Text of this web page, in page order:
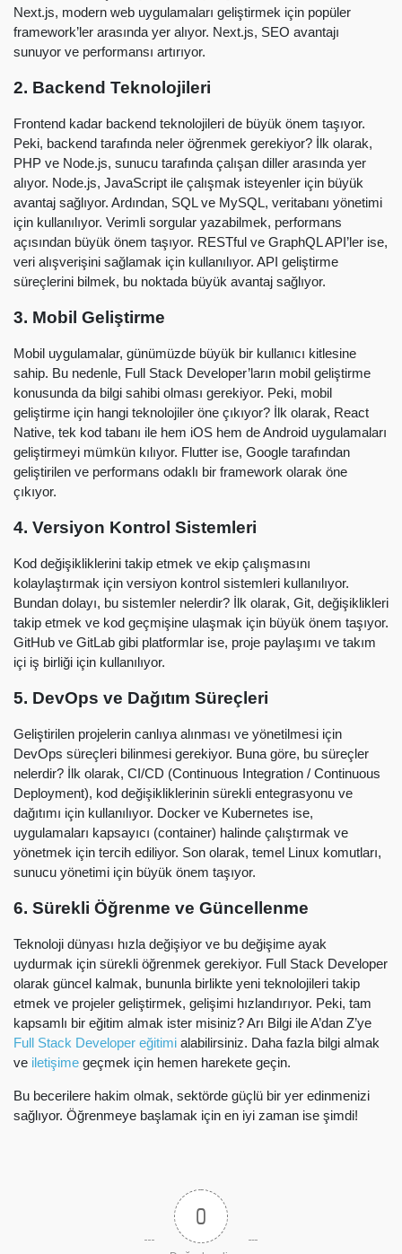
Next.js, modern web uygulamaları geliştirmek için popüler
framework’ler arasında yer alıyor. Next.js, SEO avantajı
sunuyor ve performansı artırıyor.
2. Backend Teknolojileri
Frontend kadar backend teknolojileri de büyük önem taşıyor.
Peki, backend tarafında neler öğrenmek gerekiyor? İlk olarak,
PHP ve Node.js, sunucu tarafında çalışan diller arasında yer
alıyor. Node.js, JavaScript ile çalışmak isteyenler için büyük
avantaj sağlıyor. Ardından, SQL ve MySQL, veritabanı yönetimi
için kullanılıyor. Verimli sorgular yazabilmek, performans
açısından büyük önem taşıyor. RESTful ve GraphQL API’ler ise,
veri alışverişini sağlamak için kullanılıyor. API geliştirme
süreçlerini bilmek, bu noktada büyük avantaj sağlıyor.
3. Mobil Geliştirme
Mobil uygulamalar, günümüzde büyük bir kullanıcı kitlesine
sahip. Bu nedenle, Full Stack Developer’ların mobil geliştirme
konusunda da bilgi sahibi olması gerekiyor. Peki, mobil
geliştirme için hangi teknolojiler öne çıkıyor? İlk olarak, React
Native, tek kod tabanı ile hem iOS hem de Android uygulamaları
geliştirmeyi mümkün kılıyor. Flutter ise, Google tarafından
geliştirilen ve performans odaklı bir framework olarak öne
çıkıyor.
4. Versiyon Kontrol Sistemleri
Kod değişikliklerini takip etmek ve ekip çalışmasını
kolaylaştırmak için versiyon kontrol sistemleri kullanılıyor.
Bundan dolayı, bu sistemler nelerdir? İlk olarak, Git, değişiklikleri
takip etmek ve kod geçmişine ulaşmak için büyük önem taşıyor.
GitHub ve GitLab gibi platformlar ise, proje paylaşımı ve takım
içi iş birliği için kullanılıyor.
5. DevOps ve Dağıtım Süreçleri
Geliştirilen projelerin canlıya alınması ve yönetilmesi için
DevOps süreçleri bilinmesi gerekiyor. Buna göre, bu süreçler
nelerdir? İlk olarak, CI/CD (Continuous Integration / Continuous
Deployment), kod değişikliklerinin sürekli entegrasyonu ve
dağıtımı için kullanılıyor. Docker ve Kubernetes ise,
uygulamaları kapsayıcı (container) halinde çalıştırmak ve
yönetmek için tercih ediliyor. Son olarak, temel Linux komutları,
sunucu yönetimi için büyük önem taşıyor.
6. Sürekli Öğrenme ve Güncellenme
Teknoloji dünyası hızla değişiyor ve bu değişime ayak
uydurmak için sürekli öğrenmek gerekiyor. Full Stack Developer
olarak güncel kalmak, bununla birlikte yeni teknolojileri takip
etmek ve projeler geliştirmek, gelişimi hızlandırıyor. Peki, tam
kapsamlı bir eğitim almak ister misiniz? Arı Bilgi ile A’dan Z’ye
Full Stack Developer eğitimi alabilirsiniz. Daha fazla bilgi almak
ve iletişime geçmek için hemen harekete geçin.
Bu becerilere hakim olmak, sektörde güçlü bir yer edinmenizi
sağlıyor. Öğrenmeye başlamak için en iyi zaman ise şimdi!
0